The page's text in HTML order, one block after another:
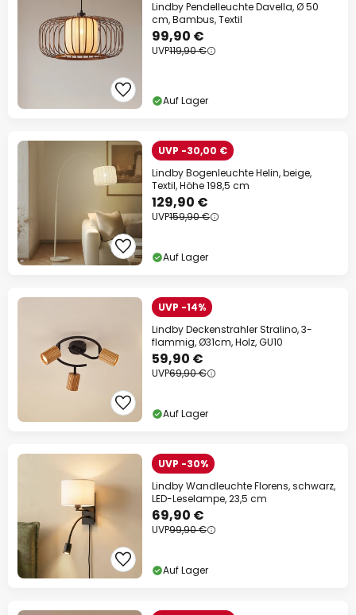
Lindby Pendelleuchte Davella, Ø 50
cm, Bambus, Textil
99,90 €
UVP119,90 €
Auf Lager
UVP -30,00 €
Lindby Bogenleuchte Helin, beige,
Textil, Höhe 198,5 cm
129,90 €
UVP159,90 €
Auf Lager
UVP -14%
Lindby Deckenstrahler Stralino, 3-
flammig, Ø31cm, Holz, GU10
59,90 €
UVP69,90 €
Auf Lager
UVP -30%
Lindby Wandleuchte Florens, schwarz,
LED-Leselampe, 23,5 cm
69,90 €
UVP99,90 €
Auf Lager